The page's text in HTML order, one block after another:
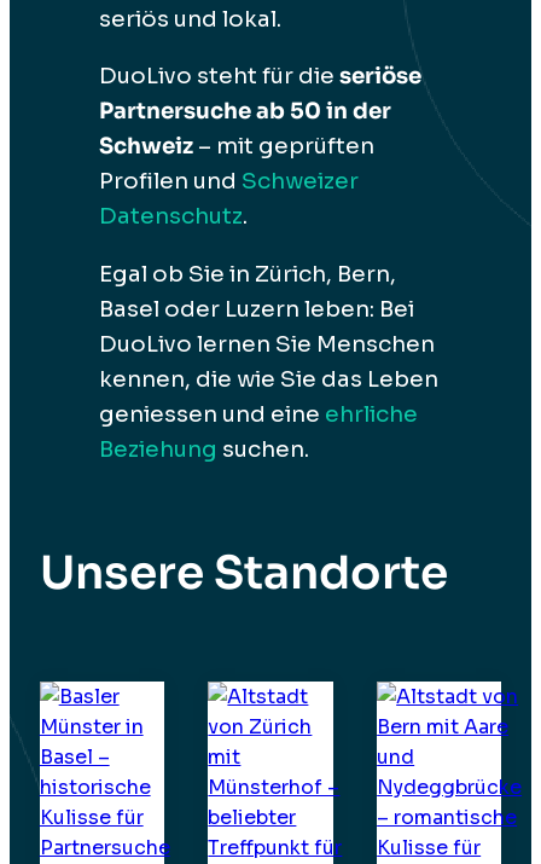
seriös und lokal.
DuoLivo steht für die seriöse
Partnersuche ab 50 in der
Schweiz– mit geprüften
Profilen und Schweizer
Datenschutz.
Egal ob Sie in Zürich, Bern,
Basel oder Luzern leben: Bei
DuoLivo lernen Sie Menschen
kennen, die wie Sie das Leben
geniessen und eine ehrliche
Beziehung suchen.
Unsere Standorte